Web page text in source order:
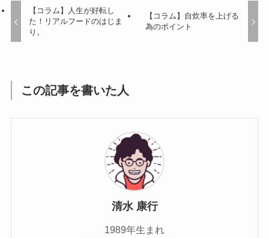
【コラム】人生が好転し
た！リアルフードのはじま
り。
【コラム】自炊率を上げる
為のポイント
この記事を書いた人
清水 康行
1989年生まれ